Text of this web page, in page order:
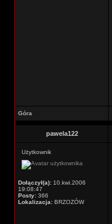
Góra
pawela122
Użytkownik
Dołączył(a): 10.kwi.2006
19:08:47
Posty: 366
Lokalizacja: BRZOZÓW